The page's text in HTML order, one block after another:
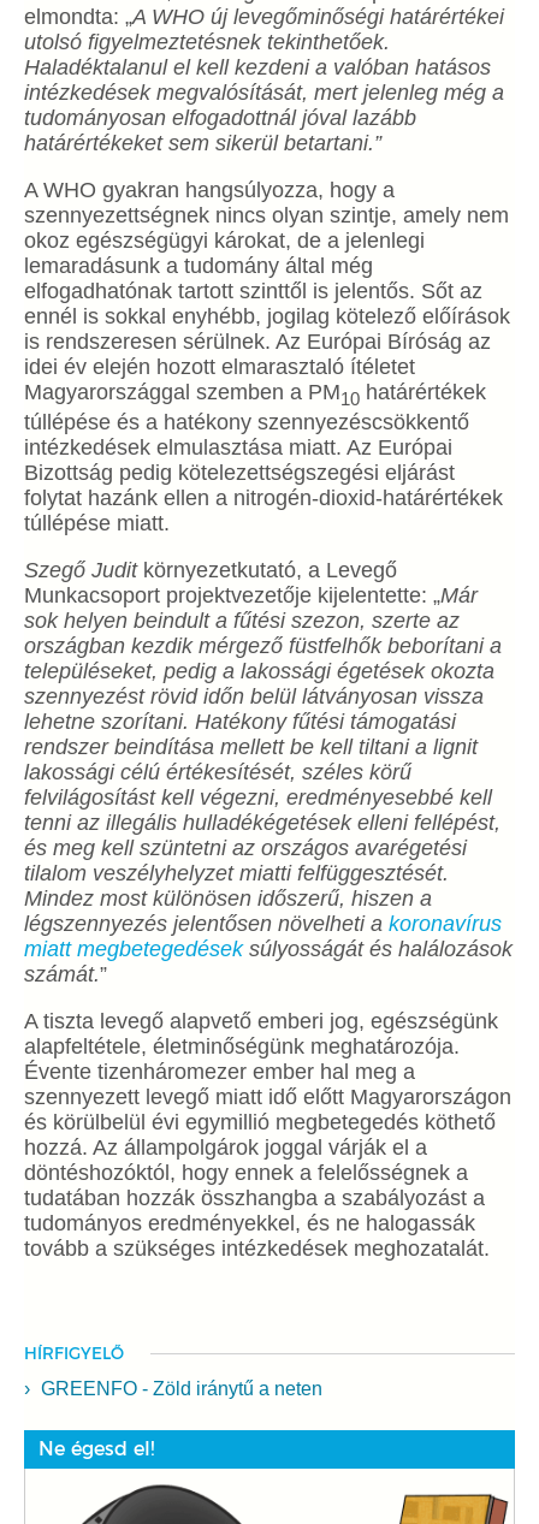
elmondta: „A WHO új levegőminőségi határértékei
utolsó figyelmeztetésnek tekinthetőek.
Haladéktalanul el kell kezdeni a valóban hatásos
intézkedések megvalósítását, mert jelenleg még a
tudományosan elfogadottnál jóval lazább
határértékeket sem sikerül betartani.”
A WHO gyakran hangsúlyozza, hogy a
szennyezettségnek nincs olyan szintje, amely nem
okoz egészségügyi károkat, de a jelenlegi
lemaradásunk a tudomány által még
elfogadhatónak tartott szinttől is jelentős. Sőt az
ennél is sokkal enyhébb, jogilag kötelező előírások
is rendszeresen sérülnek. Az Európai Bíróság az
idei év elején hozott elmarasztaló ítéletet
Magyarországgal szemben a PM10 határértékek
túllépése és a hatékony szennyezéscsökkentő
intézkedések elmulasztása miatt. Az Európai
Bizottság pedig kötelezettségszegési eljárást
folytat hazánk ellen a nitrogén-dioxid-határértékek
túllépése miatt.
Szegő Juditkörnyezetkutató, a Levegő
Munkacsoport projektvezetője kijelentette: „Már
sok helyen beindult a fűtési szezon, szerte az
országban kezdik mérgező füstfelhők beborítani a
településeket, pedig a lakossági égetések okozta
szennyezést rövid időn belül látványosan vissza
lehetne szorítani. Hatékony fűtési támogatási
rendszer beindítása mellett be kell tiltani a lignit
lakossági célú értékesítését, széles körű
felvilágosítást kell végezni, eredményesebbé kell
tenni az illegális hulladékégetések elleni fellépést,
és meg kell szüntetni az országos avarégetési
tilalom veszélyhelyzet miatti felfüggesztését.
Mindez most különösen időszerű, hiszen a
légszennyezés jelentősen növelheti a koronavírus
miatt megbetegedéseksúlyosságát és halálozások
számát.”
A tiszta levegő alapvető emberi jog, egészségünk
alapfeltétele, életminőségünk meghatározója.
Évente tizenháromezer ember hal meg a
szennyezett levegő miatt idő előtt Magyarországon
és körülbelül évi egymillió megbetegedés köthető
hozzá. Az állampolgárok joggal várják el a
döntéshozóktól, hogy ennek a felelősségnek a
tudatában hozzák összhangba a szabályozást a
tudományos eredményekkel, és ne halogassák
tovább a szükséges intézkedések meghozatalát.
HÍRFIGYELŐ
GREENFO - Zöld iránytű a neten
Ne égesd el!